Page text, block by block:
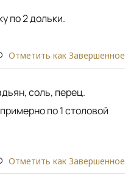
по 2 дольки.
Отметить как Завершенное
соль, перец.
по 1 столовой
Отметить как Завершенное